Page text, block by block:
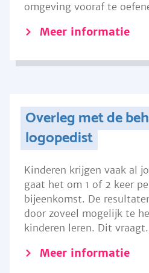
omgeving vooraf te
Meer informatie
Overleg met de
logopedist
Kinderen krijgen vaak al
gaat het om 1 of 2 keer
bijeenkomst. De
door zoveel mogelijk te
kinderen leren. Dit
Meer informatie